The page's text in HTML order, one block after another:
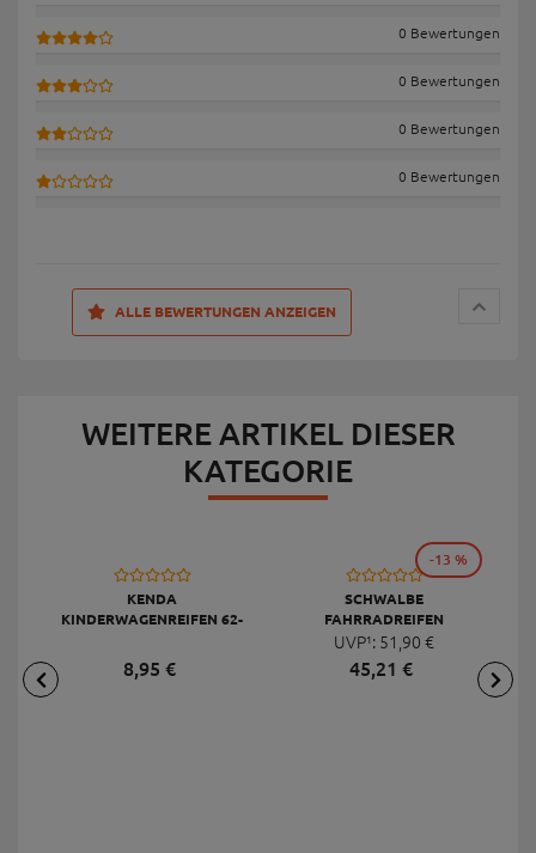
0 Bewertungen
0 Bewertungen
0 Bewertungen
0 Bewertungen
ALLE BEWERTUNGEN ANZEIGEN
WEITERE ARTIKEL DIESER
KATEGORIE
KENDA
KINDERWAGENREIFEN 62-
8,95 €
SCHWALBE
FAHRRADREIFEN
MARATHON E-PLUS SMART
DUALGUARD E-50, 28 X 1,50
UVP¹: 51,90 €
45,21 €
-13 %